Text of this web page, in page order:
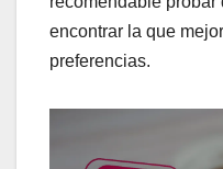
encontrar la que
preferencias.